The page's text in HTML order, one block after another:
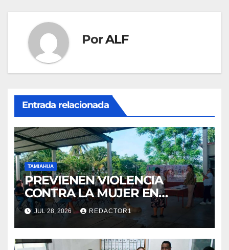
PorALF
Entrada relacionada
TAMIAHUA
PREVIENEN VIOLENCIA
CONTRA LA MUJER EN
COMUNIDADES
JUL 28, 2026 REDACTOR1